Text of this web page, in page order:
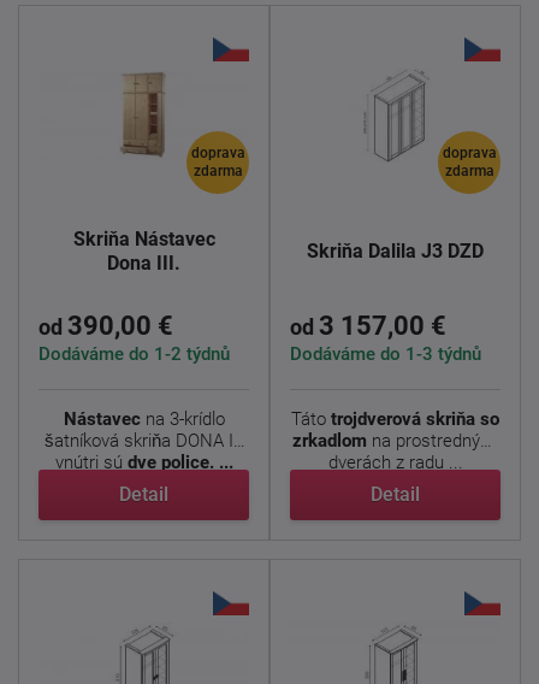
doprava
zdarma
Skriňa Nástavec
Dona III.
od 390,00 €
Dodáváme do 1-2 týdnů
Nástavecna 3-krídlo
šatníková skriňa DONA II.
vnútri sú dve police. ...
Detail
doprava
zdarma
Skriňa Dalila J3 DZD
od 3 157,00 €
Dodáváme do 1-3 týdnů
Táto trojdverová skriňa so
zrkadlom na prostredných
dverách z radu ...
Detail